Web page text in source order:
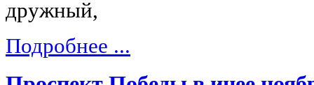
дружный,
Подробнее ...